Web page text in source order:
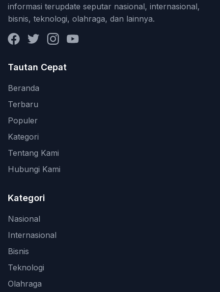
informasi terupdate seputar nasional, internasional,
bisnis, teknologi, olahraga, dan lainnya.
FacebookTwitterInstagramYouTube
Tautan Cepat
Beranda
Terbaru
Populer
Kategori
Tentang Kami
Hubungi Kami
Kategori
Nasional
Internasional
Bisnis
Teknologi
Olahraga